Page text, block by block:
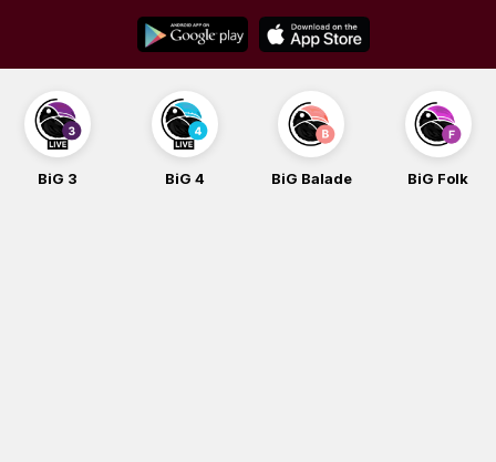
content
BiG 4 BiG Balade BiG Folk BiG iG